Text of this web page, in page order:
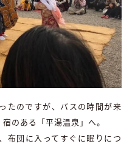
たのですが、バスの時間が来
のある「平湯温泉」へ。
布団に入ってすぐに眠りにつ